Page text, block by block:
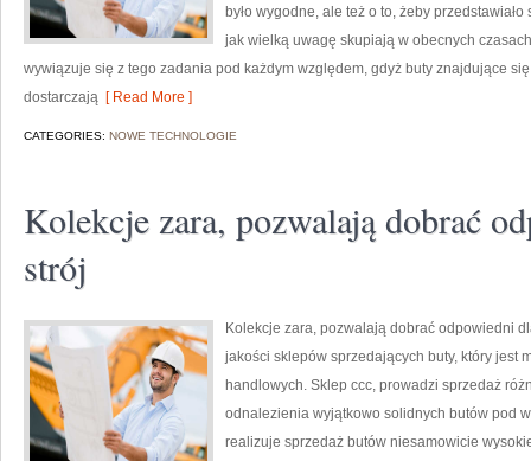
było wygodne, ale też o to, żeby
jak wielką uwagę skupiają w obecnych
wywiązuje się z tego zadania pod każdym względem, gdyż buty znajdujące
dostarczają [ Read More ]
CATEGORIES: NOWE TECHNOLOGIE
Kolekcje zara, pozwalają dobrać
strój
Kolekcje zara, pozwalają dobrać odpowiedni
jakości sklepów sprzedających buty, który jest
handlowych. Sklep ccc, prowadzi sprzedaż
odnalezienia wyjątkowo solidnych butów pod
realizuje sprzedaż butów niesamowicie